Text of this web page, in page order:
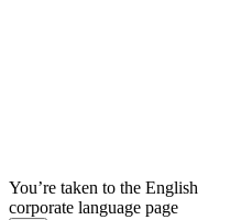
You’re taken to the English
corporate language page